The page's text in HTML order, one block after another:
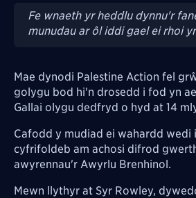
Fe wnaeth yr heddlu dynnu'r
munudau ar ôl iddi gael ei rhoi
Mae dynodi Palestine Action fel
golygu bod hi'n drosedd i fod yn
Gallai olygu dedfryd o hyd at 14
Cafodd y mudiad ei wahardd wedi
cyfrifoldeb am achosi difrod
awyrennau'r Awyrlu Brenhinol.
Mewn llythyr at Syr Rowley,